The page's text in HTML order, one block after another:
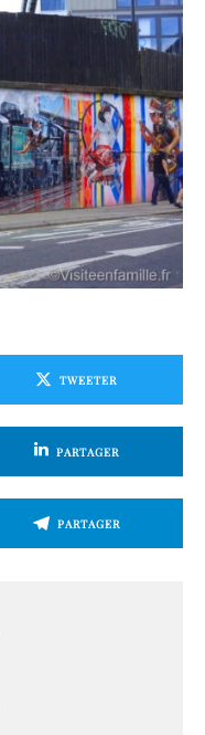
TWEETER
PARTAGER
PARTAGER